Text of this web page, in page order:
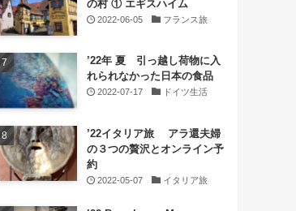
の村 ① エギスハイム
2022-06-05 フランス旅
’22年 夏 引っ越し荷物に入
れられなかった日本の食品
2022-07-17 ドイツ生活
’22イタリア旅 アラ還夫婦
の３つの贅沢とオンライン予
約
2022-05-07 イタリア旅